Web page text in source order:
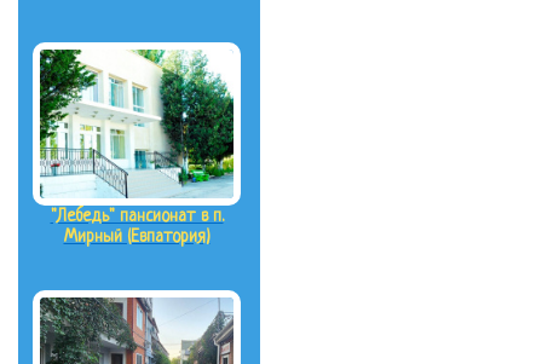
"Лебедь" пансионат в п.
Мирный (Евпатория)